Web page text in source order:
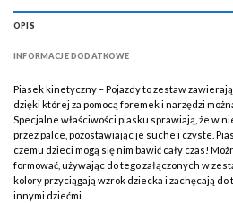
OPIS
INFORMACJE DODATKOWE
Piasek kinetyczny – Pojazdy to zestaw
dzięki której za pomocą foremek i narzędzi
Specjalne właściwości piasku sprawiają, że w
przez palce, pozostawiając je suche i czyste.
czemu dzieci mogą się nim bawić cały czas!
formować, używając do tego załączonych w
kolory przyciągają wzrok dziecka i zachęcają do
innymi dziećmi.